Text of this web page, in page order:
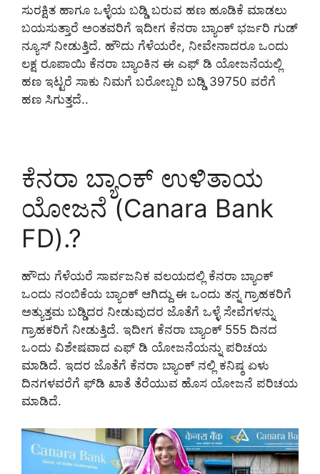
ಸುರಕ್ಷಿತ ಹಾಗೂ ಒಳ್ಳೆಯ ಬಡ್ಡಿ ಬರುವ ಹಣ ಹೂಡಿಕೆ ಮಾಡಲು
ಬಯಸುತ್ತಾರೆ ಅಂತವರಿಗೆ ಇದೀಗ ಕೆನರಾ ಬ್ಯಾಂಕ್ ಭರ್ಜರಿ ಗುಡ್
ನ್ಯೂಸ್ ನೀಡುತ್ತಿದೆ. ಹೌದು ಗೆಳೆಯರೇ, ನೀವೇನಾದರೂ ಒಂದು
ಲಕ್ಷ ರೂಪಾಯಿ ಕೆನರಾ ಬ್ಯಾಂಕಿನ ಈ ಎಫ್ ಡಿ ಯೋಜನೆಯಲ್ಲಿ
ಹಣ ಇಟ್ಟರೆ ಸಾಕು ನಿಮಗೆ ಬರೋಬ್ಬರಿ ಬಡ್ಡಿ 39750 ವರೆಗೆ
ಹಣ ಸಿಗುತ್ತದೆ..
ಕೆನರಾ ಬ್ಯಾಂಕ್ ಉಳಿತಾಯ
ಯೋಜನೆ (Canara Bank
FD).?
ಹೌದು ಗೆಳೆಯರೆ ಸಾರ್ವಜನಿಕ ವಲಯದಲ್ಲಿ ಕೆನರಾ ಬ್ಯಾಂಕ್
ಒಂದು ನಂಬಿಕೆಯ ಬ್ಯಾಂಕ್ ಆಗಿದ್ದು ಈ ಒಂದು ತನ್ನ ಗ್ರಾಹಕರಿಗೆ
ಅತ್ಯುತ್ತಮ ಬಡ್ಡಿದರ ನೀಡುವುದರ ಜೊತೆಗೆ ಒಳ್ಳೆ ಸೇವೆಗಳನ್ನು
ಗ್ರಾಹಕರಿಗೆ ನೀಡುತ್ತಿದೆ. ಇದೀಗ ಕೆನರಾ ಬ್ಯಾಂಕ್ 555 ದಿನದ
ಒಂದು ವಿಶೇಷವಾದ ಎಫ್ ಡಿ ಯೋಜನೆಯನ್ನು ಪರಿಚಯ
ಮಾಡಿದೆ. ಇದರ ಜೊತೆಗೆ ಕೆನರಾ ಬ್ಯಾಂಕ್ ನಲ್ಲಿ ಕನಿಷ್ಠ ಏಳು
ದಿನಗಳವರೆಗೆ ಫ್‌ಡಿ ಖಾತೆ ತೆರೆಯುವ ಹೊಸ ಯೋಜನೆ ಪರಿಚಯ
ಮಾಡಿದೆ.